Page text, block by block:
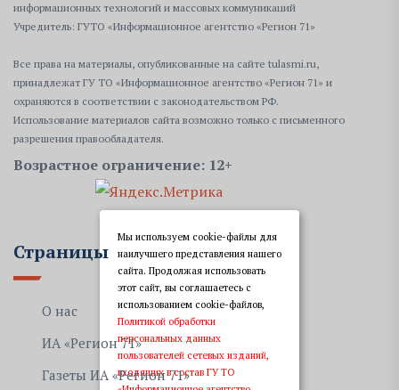
информационных технологий и массовых коммуникаций
Учредитель: ГУТО «Информационное агентство «Регион 71»
Все права на материалы, опубликованные на сайте tulasmi.ru,
принадлежат ГУ ТО «Информационное агентство «Регион 71» и
охраняются в соответствии с законодательством РФ.
Использование материалов сайта возможно только с письменного
разрешения правообладателя.
Возрастное ограничение: 12+
Страницы
О нас
ИА «Регион 71»
Газеты ИА «Регион 71»
Мы используем cookie-файлы для
наилучшего представления нашего
сайта. Продолжая использовать
этот сайт, вы соглашаетесь с
использованием cookie-файлов,
Политикой обработки
персональных данных
пользователей сетевых изданий,
входящих в состав ГУ ТО